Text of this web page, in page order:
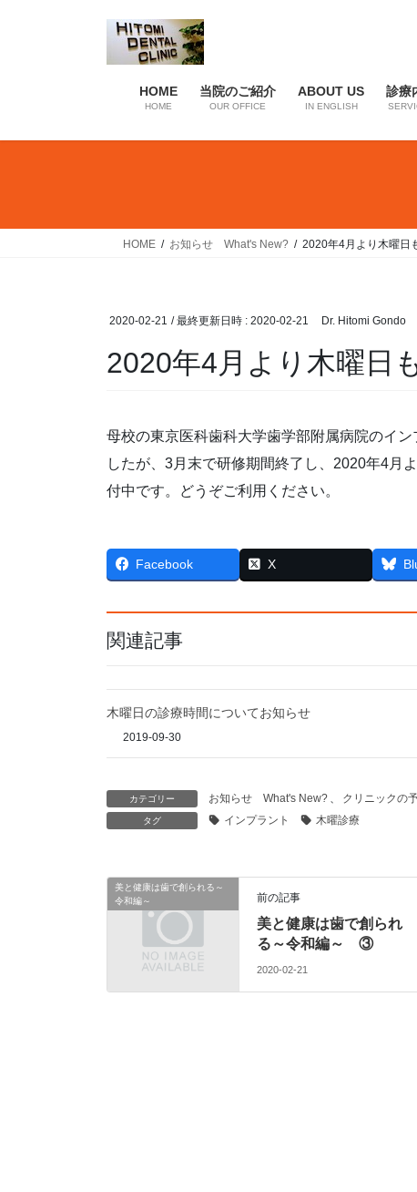
ス
ン
HOME
HOME
当院のご紹介
OUR OFFICE
ABOUT US
IN ENGLISH
診療
HOME お知らせ What's New? 2020年4月より木曜日
2020-02-21 / 最終更新日時 : 2020-02-21 Dr. Hitomi Gondo
2020年4月より木曜日
母校の東京医科歯科大学歯学部附属病院のイ
したが、3月末で研修期間終了し、2020年4月
付中です。どうぞご利用ください。
Facebook X
関連記事
木曜日の診療時間についてお知らせ
2019-09-30
カテゴリー お知らせ What's New? クリニックの
タグ インプラント 木曜診療
美と健康は歯で創られる～
令和編～
前の記事
美と健康は歯で創られ
る～令和編～ ③
2020-02-21